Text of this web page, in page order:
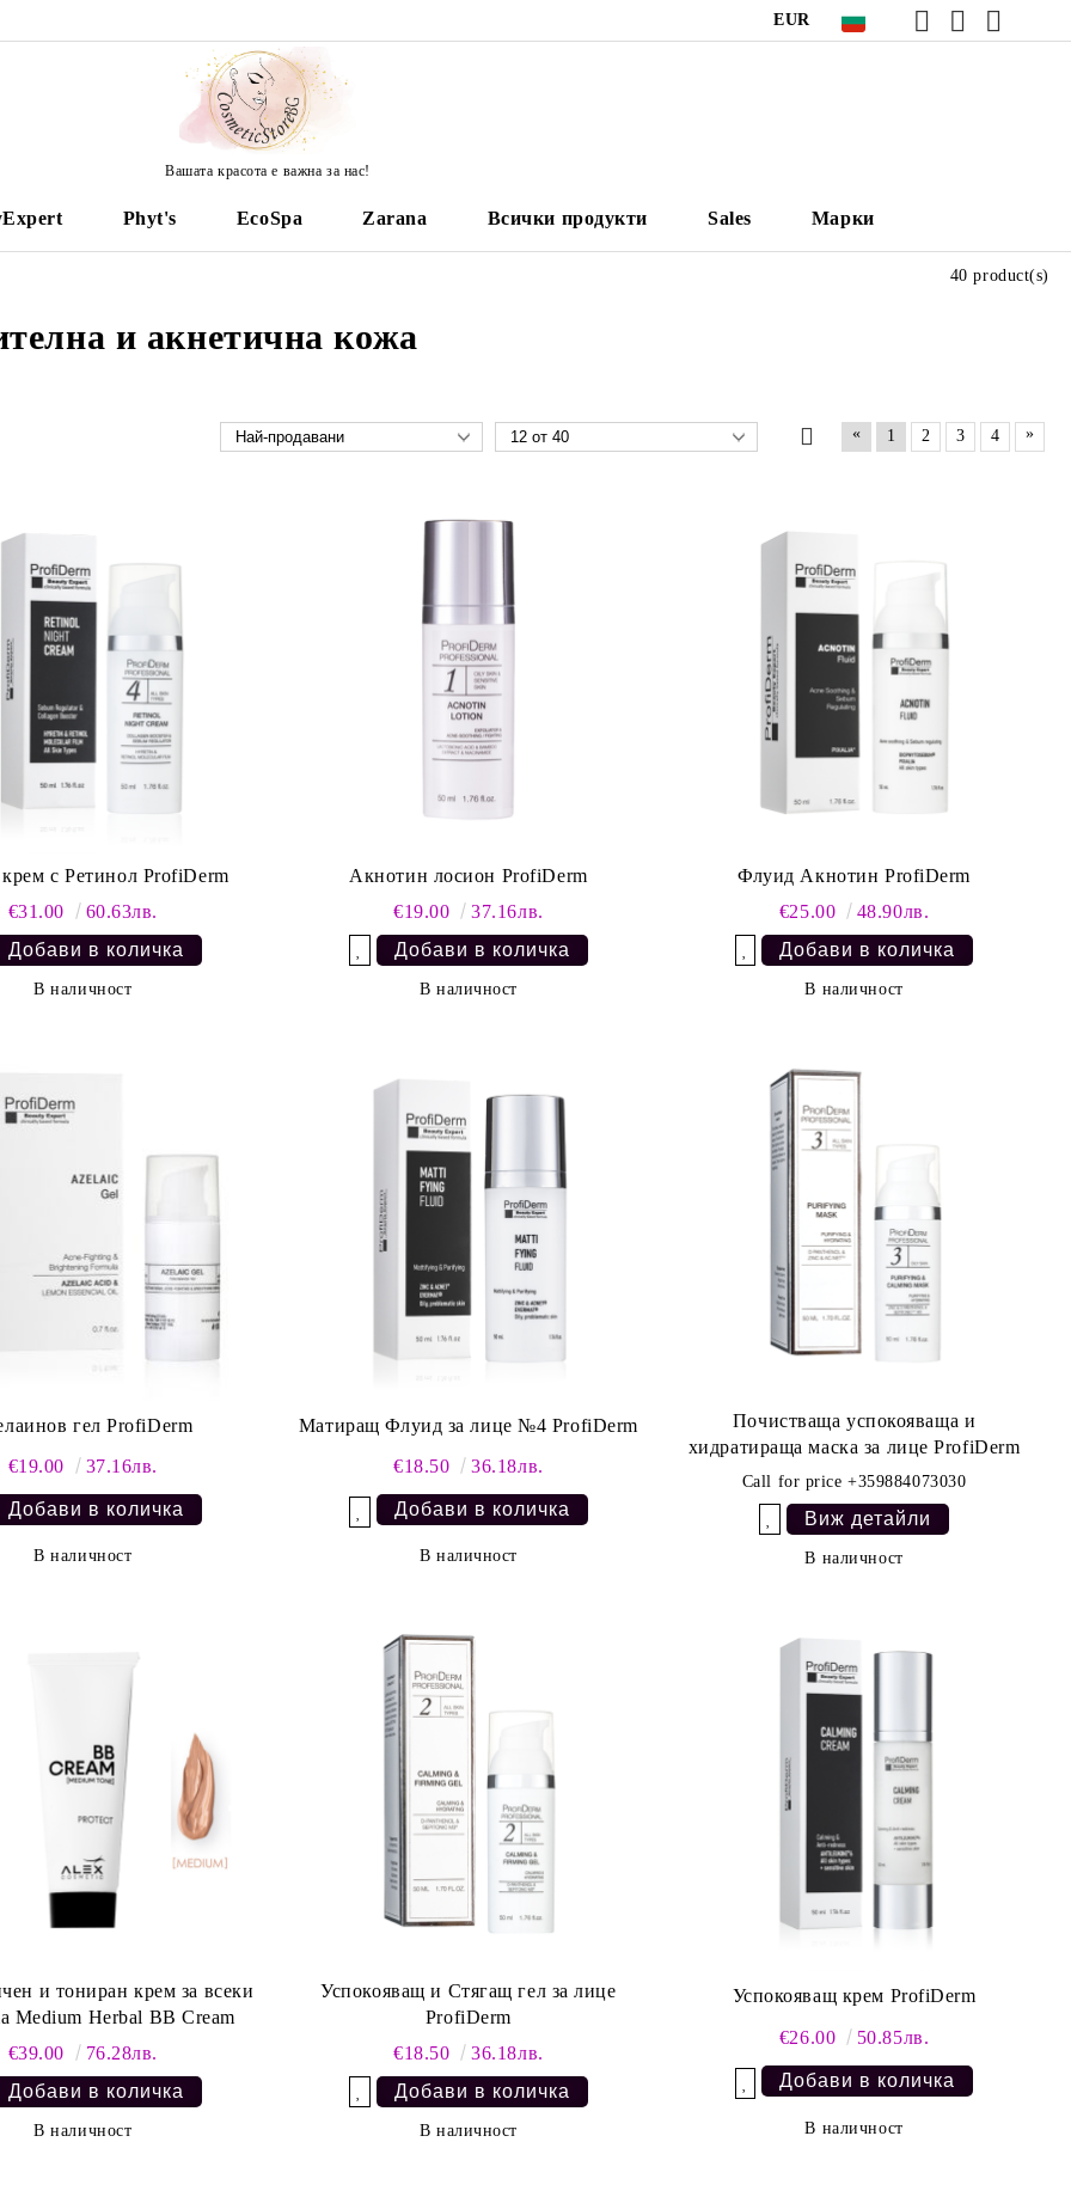
EUR
Вашата красота е важна за нас!
Phyt's EcoSpa Zarana Всички продукти Sales Марки
и акнетична кожа
40 product(s)
« 1 2 3 4 »
с Ретинол ProfiDerm
€31.00
60.63лв.
В наличност
Акнотин лосион ProfiDerm
€19.00
37.16лв.
В наличност
Флуид Акнотин ProfiDerm
€25.00
48.90лв.
В наличност
гел ProfiDerm
€19.00
37.16лв.
В наличност
Матиращ Флуид за лице №4 ProfiDerm
€18.50
36.18лв.
В наличност
Почистваща успокояваща и
хидратираща маска за лице ProfiDerm
Call for price +359884073030
Виж детайли
В наличност
и тониран крем за всеки
Medium Herbal BB Cream
€39.00
76.28лв.
В наличност
Успокояващ и Стягащ гел за лице
ProfiDerm
€18.50
36.18лв.
В наличност
Успокояващ крем ProfiDerm
€26.00 50.85лв.
В наличност